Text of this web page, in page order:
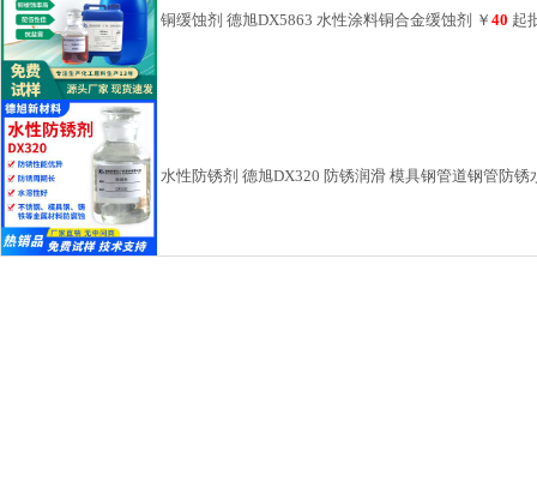
水性防锈剂 德旭DX320 防锈润滑 模具钢管道钢管防锈
涂料防锈剂 德旭DX309 水性防闪锈剂 提高水性涂料防